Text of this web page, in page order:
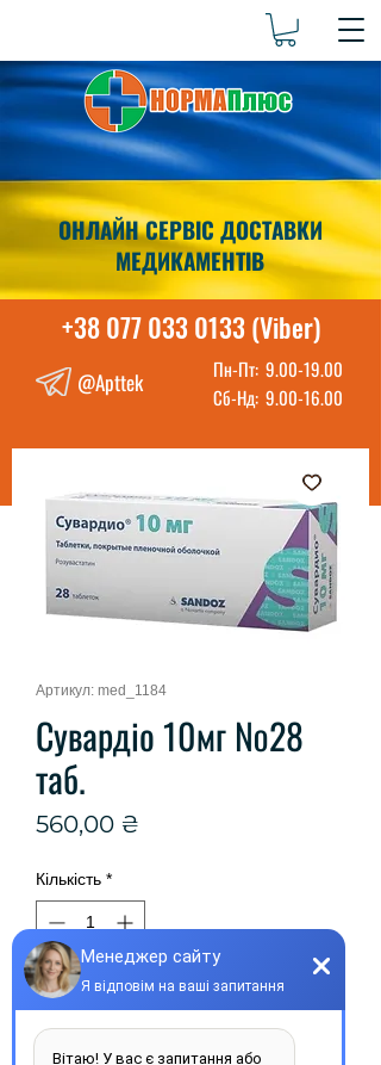
ОНЛАЙН СЕРВІС ДОСТАВКИ
МЕДИКАМЕНТІВ
+38 077 033 0133 (Viber)
@Apttek Пн-Пт: 9.00-19.00
Сб-Нд: 9.00-16.00
Артикул: med_1184
Сувардіо 10мг №28
таб.
560,00 ₴
Кількість *
Купити